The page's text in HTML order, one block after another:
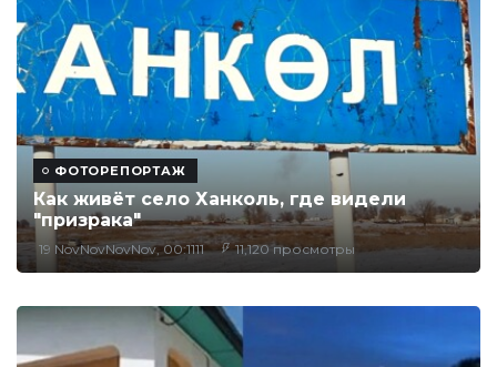
ФОТОРЕПОРТАЖ
Как живёт село Ханколь, где видели
"призрака"
19 NovNovNovNov, 00:1111 11,120 просмотры